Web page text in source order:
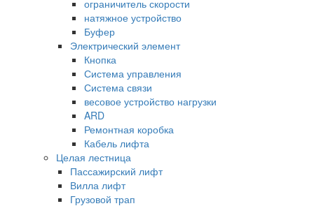
ограничитель скорости
натяжное устройство
Буфер
Электрический элемент
Кнопка
Система управления
Система связи
весовое устройство нагрузки
ARD
Ремонтная коробка
Кабель лифта
Целая лестница
Пассажирский лифт
Вилла лифт
Грузовой трап